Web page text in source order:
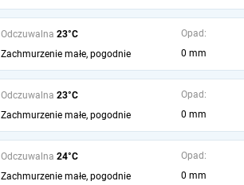
Odczuwalna 23°C
Zachmurzenie małe, pogodnie
Opad:
0 mm
Odczuwalna 23°C
Zachmurzenie małe, pogodnie
Opad:
0 mm
Odczuwalna 24°C
Zachmurzenie małe, pogodnie
Opad:
0 mm